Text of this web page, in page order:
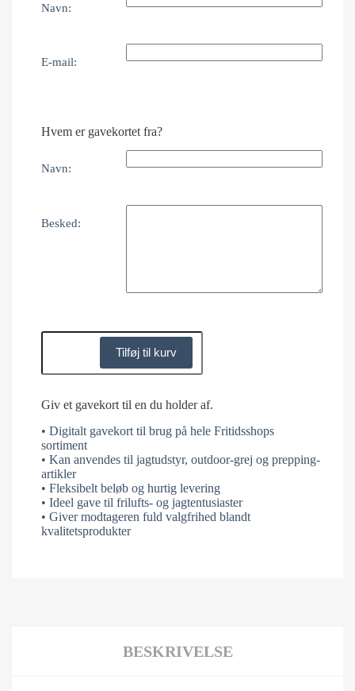
Navn:
E-mail:
Hvem er gavekortet fra?
Navn:
Besked:
Tilføj til kurv
Giv et gavekort til en du holder af.
• Digitalt gavekort til brug på hele Fritidsshops
sortiment
• Kan anvendes til jagtudstyr, outdoor-grej og prepping-
artikler
• Fleksibelt beløb og hurtig levering
• Ideel gave til frilufts- og jagtentusiaster
• Giver modtageren fuld valgfrihed blandt
kvalitetsprodukter
BESKRIVELSE